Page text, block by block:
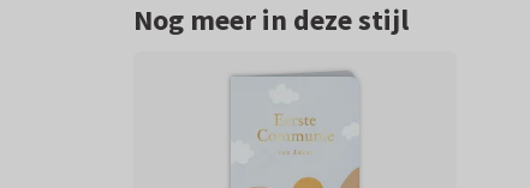
Nog meer in deze stijl